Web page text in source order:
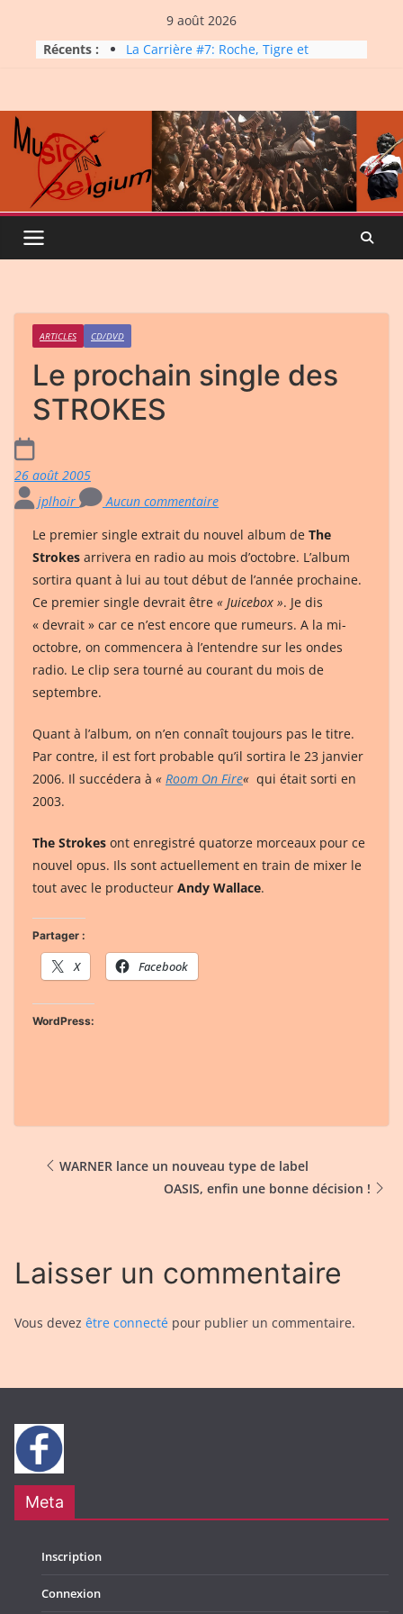
content
9 août 2026
Récents :
La Carrière #7: Roche, Tigre et
Micro Festival #16, maxi line-
Dynatop3 – 26 juillet 2026
ARTICLES CD/DVD
Le prochain single des
STROKES
26 août 2005
jplhoir
Aucun commentaire
Le premier single extrait du nouvel album de The
Strokes arrivera en radio au mois d’octobre. L’album
sortira quant à lui au tout début de l’année prochaine.
Ce premier single devrait être « Juicebox ». Je dis
« devrait » car ce n’est encore que rumeurs. A la mi-
octobre, on commencera à l’entendre sur les ondes
radio. Le clip sera tourné au courant du mois de
septembre.
Quant à l’album, on n’en connaît toujours pas le titre.
Par contre, il est fort probable qu’il sortira le 23 janvier
2006. Il succédera à « Room On Fire« qui était sorti en
2003.
The Strokes ont enregistré quatorze morceaux pour ce
nouvel opus. Ils sont actuellement en train de mixer le
tout avec le producteur Andy Wallace.
Partager :
X Facebook
WordPress:
WARNER lance un nouveau type de label
OASIS, enfin une bonne décision !
Laisser un commentaire
Vous devez être connecté pour publier un commentaire.
Meta
Inscription
Connexion